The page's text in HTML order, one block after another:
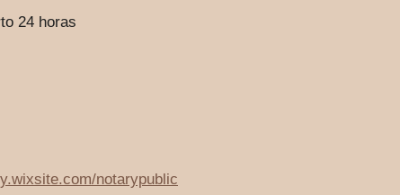
24 horas
notarypublic